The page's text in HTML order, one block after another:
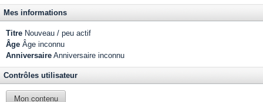
Mes informations
Titre Nouveau / peu actif
Âge Âge inconnu
Anniversaire Anniversaire inconnu
Contrôles utilisateur
Mon contenu